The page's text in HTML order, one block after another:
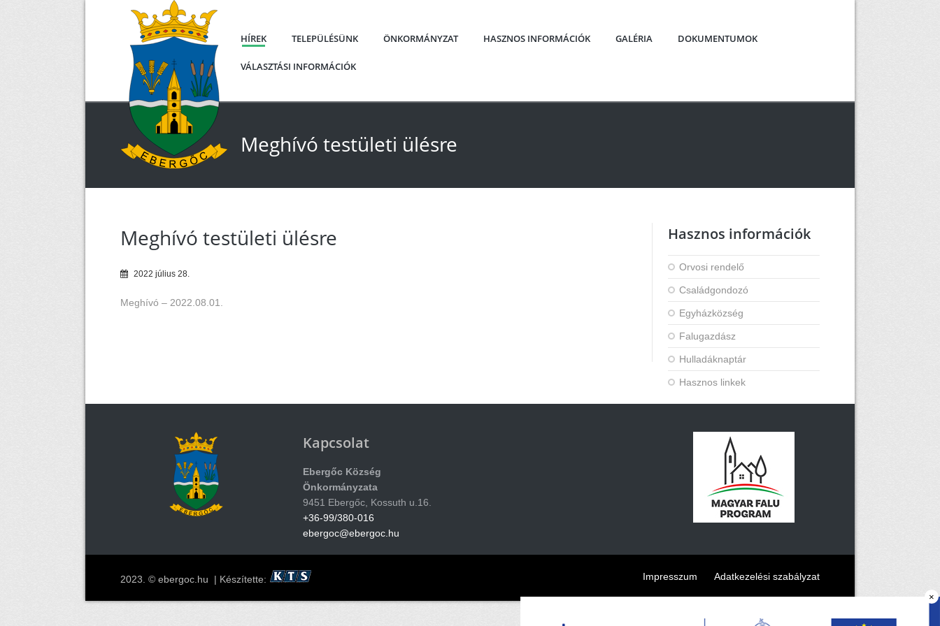
×
HÍREK TELEPÜLÉSÜNK ÖNKORMÁNYZAT HASZNOS INFORMÁCIÓK GALÉRIA DOKUMENTUMOK
VÁLASZTÁSI INFORMÁCIÓK
Meghívó testületi ülésre
Meghívó testületi ülésre
2022 július 28.
Meghívó – 2022.08.01.
Hasznos információk
Orvosi rendelő
Családgondozó
Egyházközség
Falugazdász
Hulladáknaptár
Hasznos linkek
Kapcsolat
Ebergőc Község
Önkormányzata
9451 Ebergőc, Kossuth u.16.
+36-99/380-016
ebergoc@ebergoc.hu
Impresszum Adatkezelési szabályzat
2023. © ebergoc.hu | Készítette: